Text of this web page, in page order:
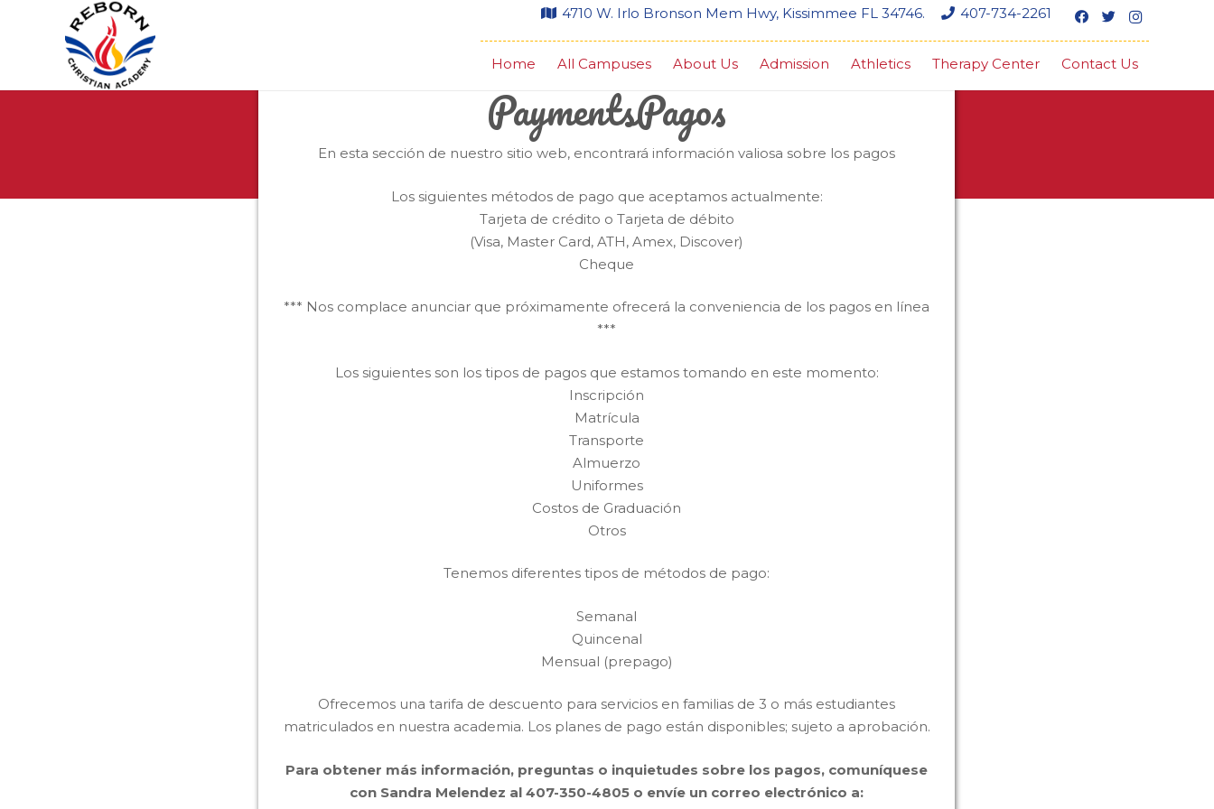
4710 W. Irlo Bronson Mem Hwy, Kissimmee FL 34746. 407-734-2261
Home All Campuses About Us Admission Athletics Therapy Center Contact Us
Pagos
En esta sección de nuestro sitio web, encontrará información valiosa sobre los pagos
Los siguientes métodos de pago que aceptamos actualmente:
Tarjeta de crédito o Tarjeta de débito
(Visa, Master Card, ATH, Amex, Discover)
Cheque
*** Nos complace anunciar que próximamente ofrecerá la conveniencia de los pagos en línea
***
Los siguientes son los tipos de pagos que estamos tomando en este momento:
Inscripción
Matrícula
Transporte
Almuerzo
Uniformes
Costos de Graduación
Otros
Tenemos diferentes tipos de métodos de pago:
Semanal
Quincenal
Mensual (prepago)
Ofrecemos una tarifa de descuento para servicios en familias de 3 o más estudiantes
matriculados en nuestra academia. Los planes de pago están disponibles; sujeto a aprobación.
Para obtener más información, preguntas o inquietudes sobre los pagos, comuníquese
con Sandra Melendez al 407-350-4805 o envíe un correo electrónico a: